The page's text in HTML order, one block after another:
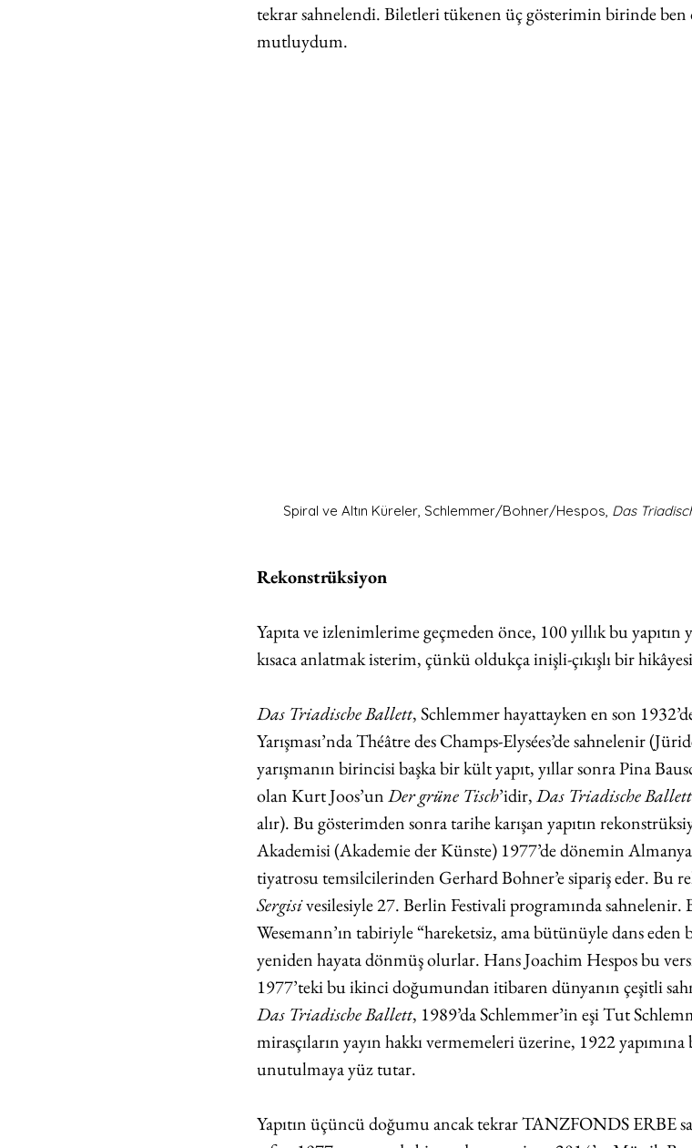
tekrar sahnelendi. Biletleri tükenen üç gösterimin birinde ben
mutluydum.
Spiral ve Altın Küreler, Schlemmer/Bohner/Hespos, Das
Rekonstrüksiyon
Yapıta ve izlenimlerime geçmeden önce, 100 yıllık bu
kısaca anlatmak isterim, çünkü oldukça inişli-çıkışlı bir
Das Triadische Ballett, Schlemmer hayattayken en son
Yarışması’nda Théâtre des Champs-Elysées’de sahnelenir
yarışmanın birincisi başka bir kült yapıt, yıllar sonra Pina
olan Kurt Joos’un Der grüne Tisch’idir, Das Triadische Ballett
alır). Bu gösterimden sonra tarihe karışan yapıtın
Akademisi (Akademie der Künste) 1977’de dönemin
tiyatrosu temsilcilerinden Gerhard Bohner’e sipariş eder. Bu
Sergisi vesilesiyle 27. Berlin Festivali programında sahnelenir.
Wesemann’ın tabiriyle “hareketsiz, ama bütünüyle dans
yeniden hayata dönmüş olurlar. Hans Joachim Hespos bu
1977’teki bu ikinci doğumundan itibaren dünyanın çeşitli
Das Triadische Ballett, 1989’da Schlemmer’in eşi Tut
mirasçıların yayın hakkı vermemeleri üzerine, 1922
unutulmaya yüz tutar.
Yapıtın üçüncü doğumu ancak tekrar TANZFONDS ERBE